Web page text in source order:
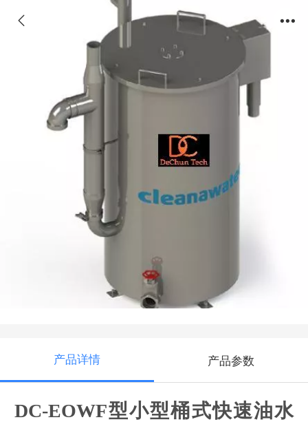
DC-EOWF型小型桶式快速油水分离装置
产品详情 产品参数
DC-EOWF型小型桶式快速油水